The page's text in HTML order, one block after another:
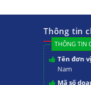
Thông tin
THÔNG TIN
Tên đơn
Nam
Mã số